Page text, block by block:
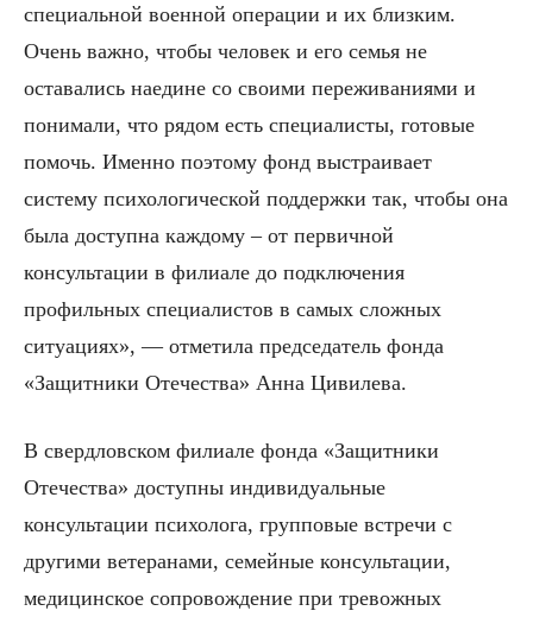
специальной военной операции и их близким.
Очень важно, чтобы человек и его семья не
оставались наедине со своими переживаниями и
понимали, что рядом есть специалисты, готовые
помочь. Именно поэтому фонд выстраивает
систему психологической поддержки так, чтобы она
была доступна каждому – от первичной
консультации в филиале до подключения
профильных специалистов в самых сложных
ситуациях», — отметила председатель фонда
«Защитники Отечества» Анна Цивилева.
В свердловском филиале фонда «Защитники
Отечества» доступны индивидуальные
консультации психолога, групповые встречи с
другими ветеранами, семейные консультации,
медицинское сопровождение при тревожных